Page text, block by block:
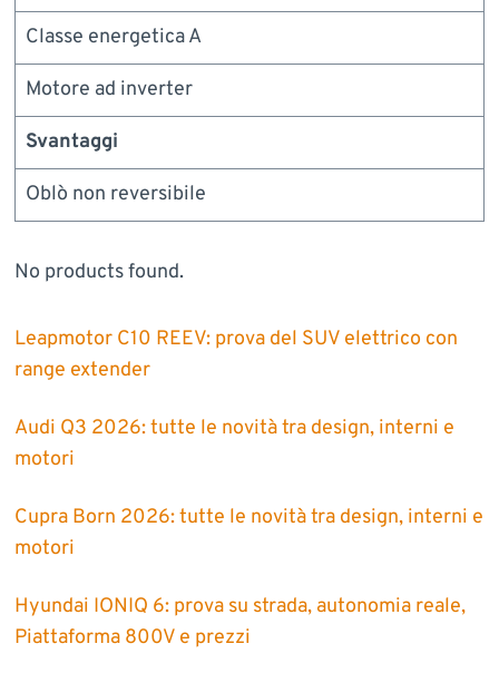
Classe energetica A
Motore ad inverter
Svantaggi
Oblò non reversibile
No products found.
Leapmotor C10 REEV: prova del SUV elettrico con
range extender
Audi Q3 2026: tutte le novità tra design, interni e
motori
Cupra Born 2026: tutte le novità tra design, interni e
motori
Hyundai IONIQ 6: prova su strada, autonomia reale,
Piattaforma 800V e prezzi